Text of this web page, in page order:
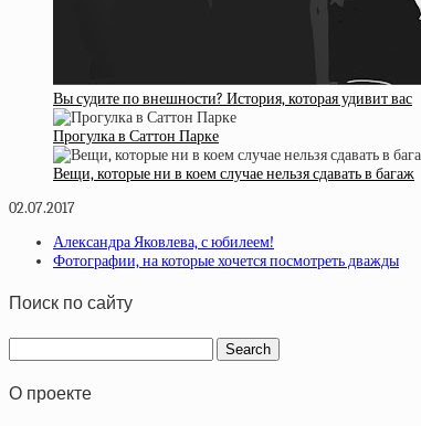
Вы судите по внешности? История, которая удивит вас
Прогулка в Саттон Парке
Вещи, которые ни в коем случае нельзя сдавать в багаж
02.07.2017
Александра Яковлева, с юбилеем!
Фотографии, на которые хочется посмотреть дважды
Поиск по сайту
О проекте